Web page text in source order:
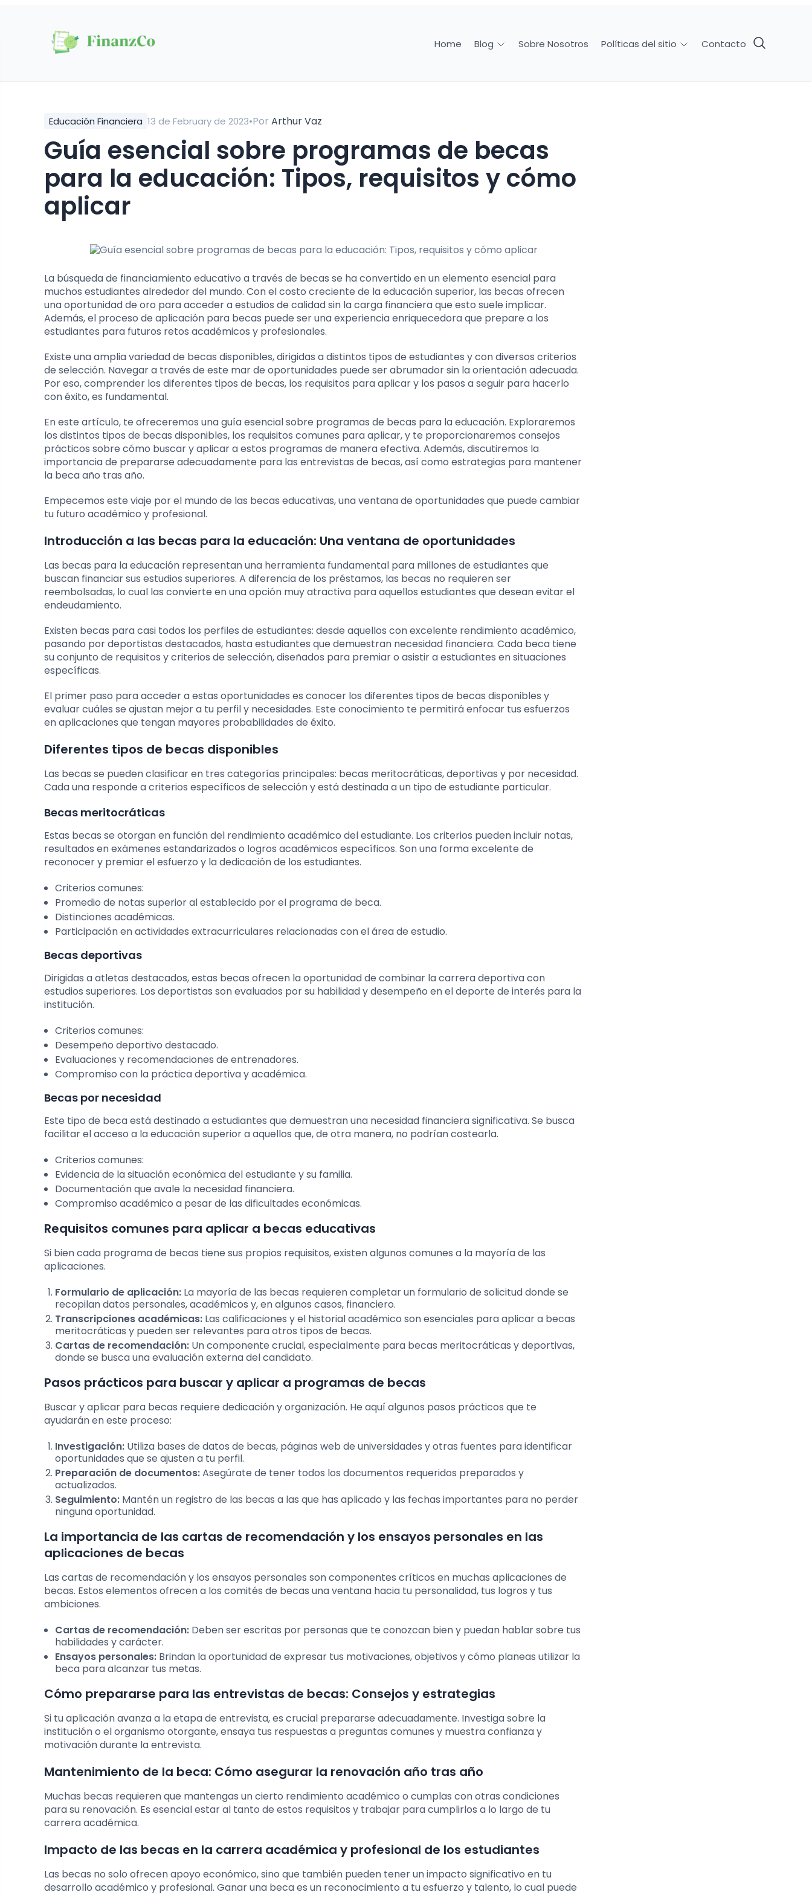
Home Blog Sobre Nosotros Políticas del sitio Contacto
Educación Financiera 13 de February de 2023•Por Arthur Vaz
Guía esencial sobre programas de becas
para la educación: Tipos, requisitos y cómo
aplicar
La búsqueda de financiamiento educativo a través de becas se ha convertido en un elemento esencial para
muchos estudiantes alrededor del mundo. Con el costo creciente de la educación superior, las becas ofrecen
una oportunidad de oro para acceder a estudios de calidad sin la carga financiera que esto suele implicar.
Además, el proceso de aplicación para becas puede ser una experiencia enriquecedora que prepare a los
estudiantes para futuros retos académicos y profesionales.
Existe una amplia variedad de becas disponibles, dirigidas a distintos tipos de estudiantes y con diversos criterios
de selección. Navegar a través de este mar de oportunidades puede ser abrumador sin la orientación adecuada.
Por eso, comprender los diferentes tipos de becas, los requisitos para aplicar y los pasos a seguir para hacerlo
con éxito, es fundamental.
En este artículo, te ofreceremos una guía esencial sobre programas de becas para la educación. Exploraremos
los distintos tipos de becas disponibles, los requisitos comunes para aplicar, y te proporcionaremos consejos
prácticos sobre cómo buscar y aplicar a estos programas de manera efectiva. Además, discutiremos la
importancia de prepararse adecuadamente para las entrevistas de becas, así como estrategias para mantener
la beca año tras año.
Empecemos este viaje por el mundo de las becas educativas, una ventana de oportunidades que puede cambiar
tu futuro académico y profesional.
Introducción a las becas para la educación: Una ventana de oportunidades
Las becas para la educación representan una herramienta fundamental para millones de estudiantes que
buscan financiar sus estudios superiores. A diferencia de los préstamos, las becas no requieren ser
reembolsadas, lo cual las convierte en una opción muy atractiva para aquellos estudiantes que desean evitar el
endeudamiento.
Existen becas para casi todos los perfiles de estudiantes: desde aquellos con excelente rendimiento académico,
pasando por deportistas destacados, hasta estudiantes que demuestran necesidad financiera. Cada beca tiene
su conjunto de requisitos y criterios de selección, diseñados para premiar o asistir a estudiantes en situaciones
específicas.
El primer paso para acceder a estas oportunidades es conocer los diferentes tipos de becas disponibles y
evaluar cuáles se ajustan mejor a tu perfil y necesidades. Este conocimiento te permitirá enfocar tus esfuerzos
en aplicaciones que tengan mayores probabilidades de éxito.
Diferentes tipos de becas disponibles
Las becas se pueden clasificar en tres categorías principales: becas meritocráticas, deportivas y por necesidad.
Cada una responde a criterios específicos de selección y está destinada a un tipo de estudiante particular.
Becas meritocráticas
Estas becas se otorgan en función del rendimiento académico del estudiante. Los criterios pueden incluir notas,
resultados en exámenes estandarizados o logros académicos específicos. Son una forma excelente de
reconocer y premiar el esfuerzo y la dedicación de los estudiantes.
Criterios comunes:
Promedio de notas superior al establecido por el programa de beca.
Distinciones académicas.
Participación en actividades extracurriculares relacionadas con el área de estudio.
Becas deportivas
Dirigidas a atletas destacados, estas becas ofrecen la oportunidad de combinar la carrera deportiva con
estudios superiores. Los deportistas son evaluados por su habilidad y desempeño en el deporte de interés para la
institución.
Criterios comunes:
Desempeño deportivo destacado.
Evaluaciones y recomendaciones de entrenadores.
Compromiso con la práctica deportiva y académica.
Becas por necesidad
Este tipo de beca está destinado a estudiantes que demuestran una necesidad financiera significativa. Se busca
facilitar el acceso a la educación superior a aquellos que, de otra manera, no podrían costearla.
Criterios comunes:
Evidencia de la situación económica del estudiante y su familia.
Documentación que avale la necesidad financiera.
Compromiso académico a pesar de las dificultades económicas.
Requisitos comunes para aplicar a becas educativas
Si bien cada programa de becas tiene sus propios requisitos, existen algunos comunes a la mayoría de las
aplicaciones.
Formulario de aplicación: La mayoría de las becas requieren completar un formulario de solicitud donde se
recopilan datos personales, académicos y, en algunos casos, financiero.
Transcripciones académicas: Las calificaciones y el historial académico son esenciales para aplicar a becas
meritocráticas y pueden ser relevantes para otros tipos de becas.
Cartas de recomendación: Un componente crucial, especialmente para becas meritocráticas y deportivas,
donde se busca una evaluación externa del candidato.
Pasos prácticos para buscar y aplicar a programas de becas
Buscar y aplicar para becas requiere dedicación y organización. He aquí algunos pasos prácticos que te
ayudarán en este proceso:
Investigación: Utiliza bases de datos de becas, páginas web de universidades y otras fuentes para identificar
oportunidades que se ajusten a tu perfil.
Preparación de documentos:Asegúrate de tener todos los documentos requeridos preparados y
actualizados.
Seguimiento: Mantén un registro de las becas a las que has aplicado y las fechas importantes para no perder
ninguna oportunidad.
La importancia de las cartas de recomendación y los ensayos personales en las
aplicaciones de becas
Las cartas de recomendación y los ensayos personales son componentes críticos en muchas aplicaciones de
becas. Estos elementos ofrecen a los comités de becas una ventana hacia tu personalidad, tus logros y tus
ambiciones.
Cartas de recomendación: Deben ser escritas por personas que te conozcan bien y puedan hablar sobre tus
habilidades y carácter.
Ensayos personales: Brindan la oportunidad de expresar tus motivaciones, objetivos y cómo planeas utilizar la
beca para alcanzar tus metas.
Cómo prepararse para las entrevistas de becas: Consejos y estrategias
Si tu aplicación avanza a la etapa de entrevista, es crucial prepararse adecuadamente. Investiga sobre la
institución o el organismo otorgante, ensaya tus respuestas a preguntas comunes y muestra confianza y
motivación durante la entrevista.
Mantenimiento de la beca: Cómo asegurar la renovación año tras año
Muchas becas requieren que mantengas un cierto rendimiento académico o cumplas con otras condiciones
para su renovación. Es esencial estar al tanto de estos requisitos y trabajar para cumplirlos a lo largo de tu
carrera académica.
Impacto de las becas en la carrera académica y profesional de los estudiantes
Las becas no solo ofrecen apoyo económico, sino que también pueden tener un impacto significativo en tu
desarrollo académico y profesional. Ganar una beca es un reconocimiento a tu esfuerzo y talento, lo cual puede